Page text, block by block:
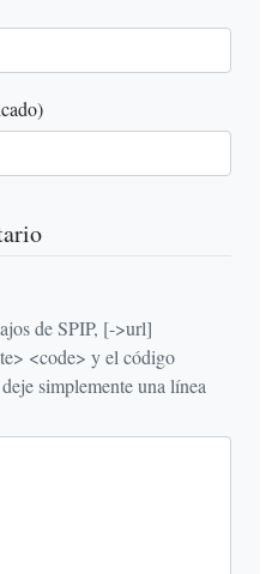
de SPIP, [->url]
y el código
simplemente una línea